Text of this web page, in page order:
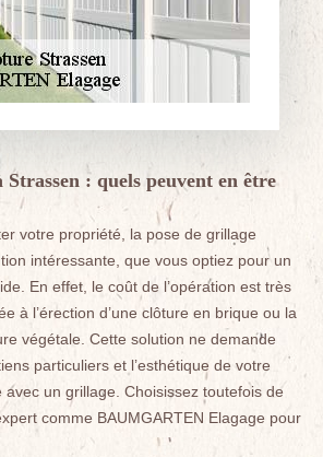
Strassen : quels peuvent en être
votre propriété, la pose de grillage
intéressante, que vous optiez pour un
En effet, le coût de l’opération est très
à l’érection d’une clôture en brique ou la
végétale. Cette solution ne demande
particuliers et l’esthétique de votre
un grillage. Choisissez toutefois de
comme BAUMGARTEN Elagage pour